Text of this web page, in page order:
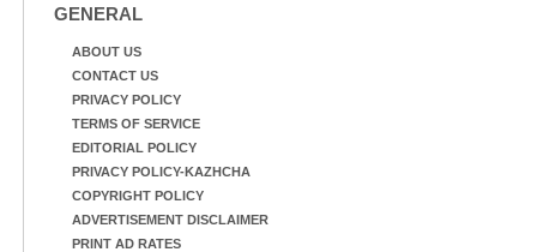
GENERAL
ABOUT US
CONTACT US
PRIVACY POLICY
TERMS OF SERVICE
EDITORIAL POLICY
PRIVACY POLICY-KAZHCHA
COPYRIGHT POLICY
ADVERTISEMENT DISCLAIMER
PRINT AD RATES